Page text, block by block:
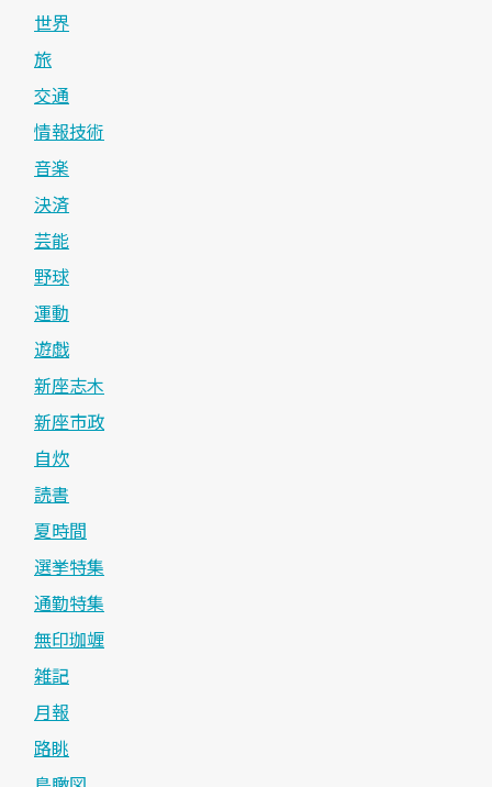
世界
旅
交通
情報技術
音楽
決済
芸能
野球
運動
遊戯
新座志木
新座市政
自炊
読書
夏時間
選挙特集
通勤特集
無印珈竰
雑記
月報
路眺